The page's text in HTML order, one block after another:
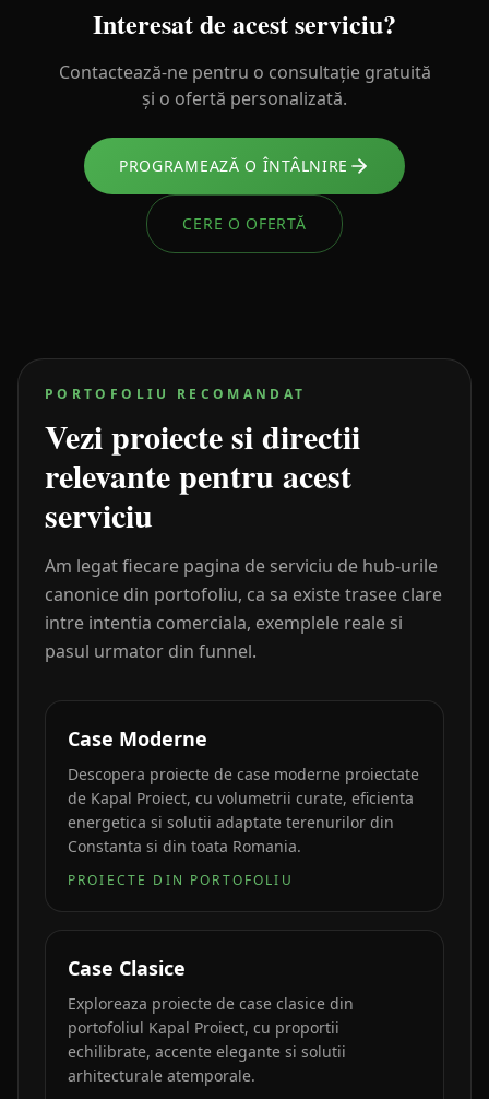
Interesat de acest serviciu?
Contactează-ne pentru o consultație gratuită
și o ofertă personalizată.
PROGRAMEAZĂ O ÎNTÂLNIRE
CERE O OFERTĂ
PORTOFOLIU RECOMANDAT
Vezi proiecte si directii
relevante pentru acest
serviciu
Am legat fiecare pagina de serviciu de hub-urile
canonice din portofoliu, ca sa existe trasee clare
intre intentia comerciala, exemplele reale si
pasul urmator din funnel.
Case Moderne
Descopera proiecte de case moderne proiectate
de Kapal Proiect, cu volumetrii curate, eficienta
energetica si solutii adaptate terenurilor din
Constanta si din toata Romania.
PROIECTE DIN PORTOFOLIU
Case Clasice
Exploreaza proiecte de case clasice din
portofoliul Kapal Proiect, cu proportii
echilibrate, accente elegante si solutii
arhitecturale atemporale.